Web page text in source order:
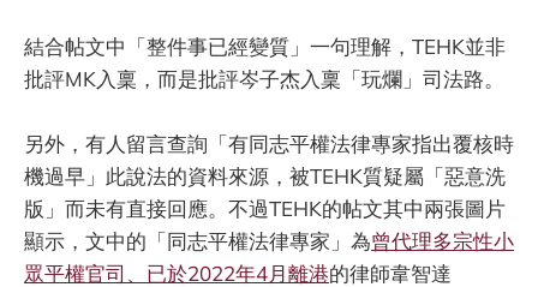
結合帖文中「整件事已經變質」一句理解，TEHK並非
批評MK入稟，而是批評岑子杰入稟「玩爛」司法路。
另外，有人留言查詢「有同志平權法律專家指出覆核時
機過早」此說法的資料來源，被TEHK質疑屬「惡意洗
版」而未有直接回應。不過TEHK的帖文其中兩張圖片
顯示，文中的「同志平權法律專家」為曾代理多宗性小
眾平權官司、已於2022年4月離港的律師韋智達